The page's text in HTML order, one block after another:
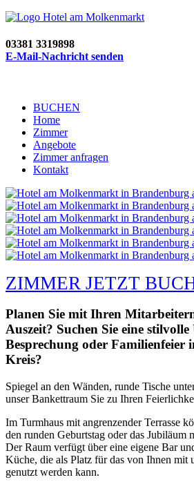
03381 3319898
E-Mail-Nachricht senden
BUCHEN
Home
Zimmer
Angebote
Zimmer anfragen
Kontakt
ZIMMER JETZT
Planen Sie mit Ihren
Auszeit? Suchen Sie eine
Besprechung oder Familienfeier
Kreis?
Spiegel an den Wänden, runde Tische
unser Bankettraum Sie zu Ihren
Im Turmhaus mit angrenzender Terrasse
den runden Geburtstag oder das Jubiläum
Der Raum verfügt über eine eigene Bar
Küche, die als Platz für das von Ihnen mit
genutzt werden kann.